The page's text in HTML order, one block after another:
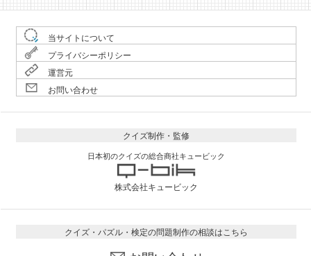
当サイトについて
プライバシーポリシー
運営元
お問い合わせ
クイズ制作・監修
日本初のクイズの総合商社キュービック
株式会社キュービック
クイズ・パズル・検定の問題制作の相談はこちら